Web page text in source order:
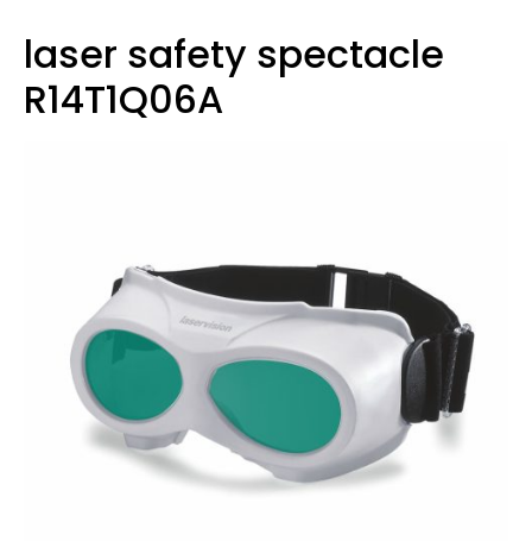
laser safety spectacle
R14T1Q06A